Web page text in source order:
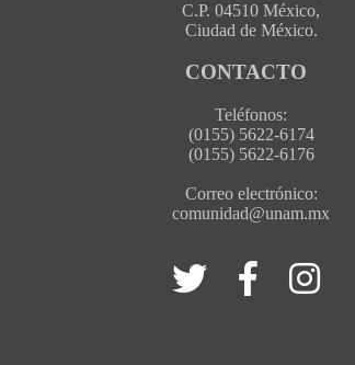
C.P. 04510 México,
Ciudad de México.
CONTACTO
Teléfonos:
(0155) 5622-6174
(0155) 5622-6176
Correo electrónico:
comunidad@unam.mx